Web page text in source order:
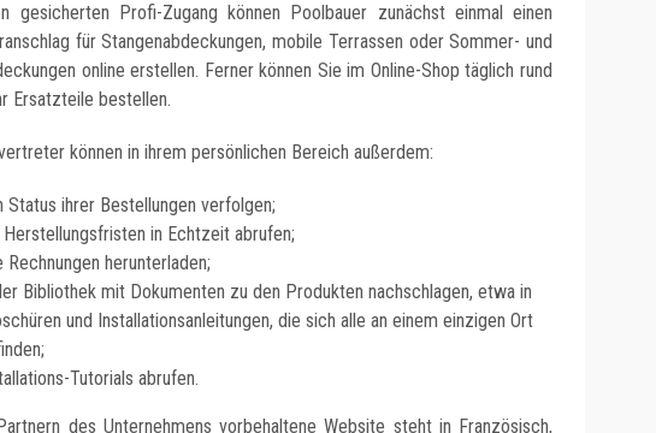
gesicherten Profi-Zugang können Poolbauer zunächst einmal einen
für Stangenabdeckungen, mobile Terrassen oder Sommer- und
online erstellen. Ferner können Sie im Online-Shop täglich rund
Ersatzteile bestellen.
können in ihrem persönlichen Bereich außerdem:
Status ihrer Bestellungen verfolgen;
in Echtzeit abrufen;
Rechnungen herunterladen;
Bibliothek mit Dokumenten zu den Produkten nachschlagen, etwa in
und Installationsanleitungen, die sich alle an einem einzigen Ort
Tutorials abrufen.
des Unternehmens vorbehaltene Website steht in Französisch,